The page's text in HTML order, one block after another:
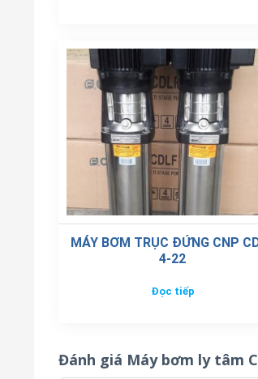
MÁY BƠM TRỤC ĐỨNG CNP
4-22
Đọc tiếp
Đánh giá Máy bơm ly tâm